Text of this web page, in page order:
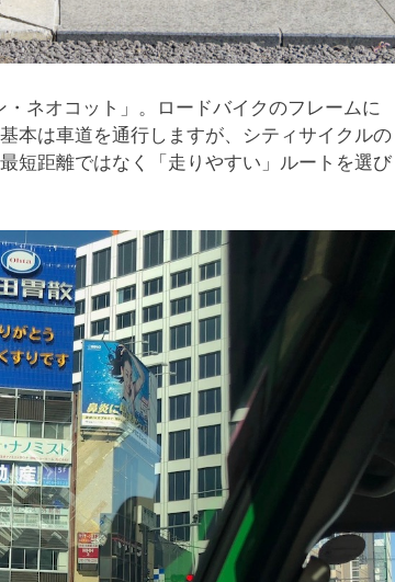
ネオコット」。ロードバイクのフレームに
本は車道を通行しますが、シティサイクルの
短距離ではなく「走りやすい」ルートを選び